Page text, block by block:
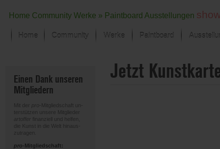
Home Community Werke » Paintboard Ausstellungen
Home Community Werke
Der letzte Monat im Fokus
Alle Fokus-Werke
Paintboard
Einen Dank unseren
Mitgliedern
Mit der pro
-Mitgliedschaft un-
terstützen unsere Mitglieder
artoffer finanziell und helfen,
die Kunst in die Welt hinaus-
zutragen.
pro-Mitgliedschaft:
Jetzt